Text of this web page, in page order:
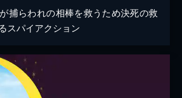
捕らわれの相棒を救うため決死の救
スパイアクション